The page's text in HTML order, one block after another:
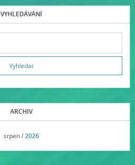
VYHLEDÁVÁNÍ
ARCHIV
srpen /2026